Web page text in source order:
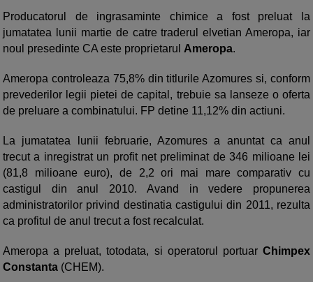
Producatorul de ingrasaminte chimice a fost preluat la
jumatatea lunii martie de catre traderul elvetian Ameropa, iar
noul presedinte CA este proprietarul Ameropa.
Ameropa controleaza 75,8% din titlurile Azomures si, conform
prevederilor legii pietei de capital, trebuie sa lanseze o oferta
de preluare a combinatului. FP detine 11,12% din actiuni.
La jumatatea lunii februarie, Azomures a anuntat ca anul
trecut a inregistrat un profit net preliminat de 346 milioane lei
(81,8 milioane euro), de 2,2 ori mai mare comparativ cu
castigul din anul 2010. Avand in vedere propunerea
administratorilor privind destinatia castigului din 2011, rezulta
ca profitul de anul trecut a fost recalculat.
Ameropa a preluat, totodata, si operatorul portuar Chimpex
Constanta (CHEM).